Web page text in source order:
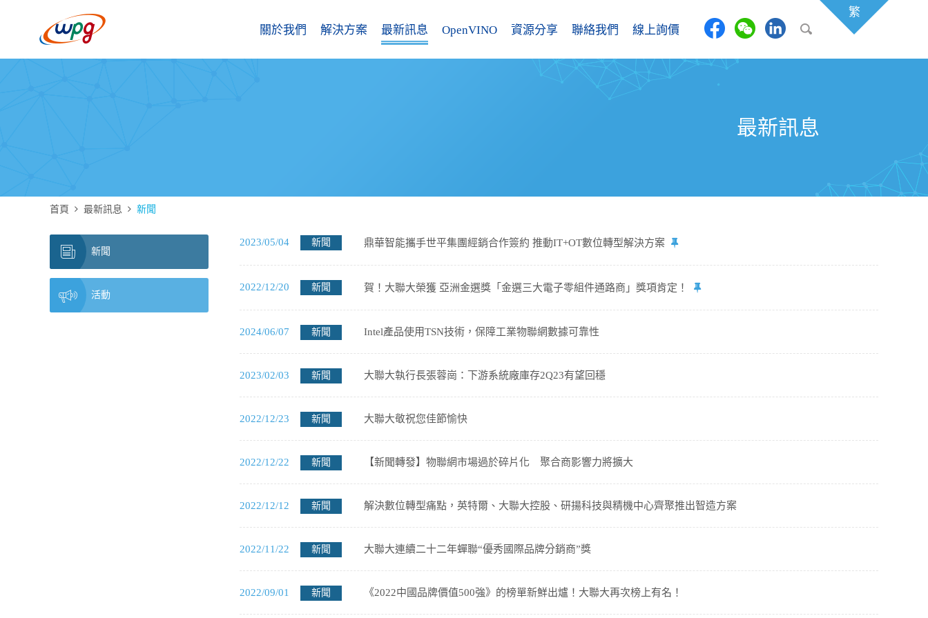
關於我們 解決方案 最新訊息 OpenVINO 資源分享 聯絡我們 線上詢價
繁
最新訊息
首頁 最新訊息 新聞
新聞
活動
2023/05/04 新聞 鼎華智能攜手世平集團經銷合作簽約 推動IT+OT數位轉型解決方案
2022/12/20 新聞 賀！大聯大榮獲 亞洲金選獎「金選三大電子零組件通路商」獎項肯定！
2024/06/07 新聞 Intel產品使用TSN技術，保障工業物聯網數據可靠性
2023/02/03 新聞 大聯大執行長張蓉崗：下游系統廠庫存2Q23有望回穩
2022/12/23 新聞 大聯大敬祝您佳節愉快
2022/12/22 新聞 【新聞轉發】物聯網市場過於碎片化 聚合商影響力將擴大
2022/12/12 新聞 解決數位轉型痛點，英特爾、大聯大控股、研揚科技與精機中心齊聚推出智造方案
2022/11/22 新聞 大聯大連續二十二年蟬聯“優秀國際品牌分銷商”獎
2022/09/01 新聞 《2022中國品牌價值500強》的榜單新鮮出爐！大聯大再次榜上有名！